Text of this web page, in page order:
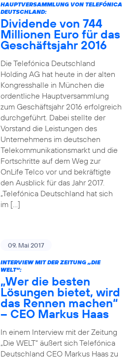
HAUPTVERSAMMLUNG VON TELEFÓNICA
DEUTSCHLAND:
Dividende von 744
Millionen Euro für das
Geschäftsjahr 2016
Die Telefónica Deutschland
Holding AG hat heute in der alten
Kongresshalle in München die
ordentliche Hauptversammlung
zum Geschäftsjahr 2016 erfolgreich
durchgeführt. Dabei stellte der
Vorstand die Leistungen des
Unternehmens im deutschen
Telekommunikationsmarkt und die
Fortschritte auf dem Weg zur
OnLife Telco vor und bekräftigte
den Ausblick für das Jahr 2017.
„Telefónica Deutschland hat sich
im […]
09. Mai 2017
INTERVIEW MIT DER ZEITUNG „DIE
WELT“:
„Wer die besten
Lösungen bietet, wird
das Rennen machen“
– CEO Markus Haas
In einem Interview mit der Zeitung
„Die WELT“ äußert sich Telefónica
Deutschland CEO Markus Haas zu